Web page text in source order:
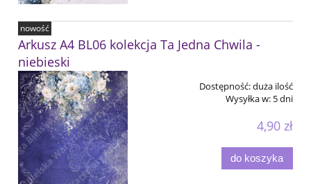
Arkusz A4 BL06 kolekcja Ta Jedna Chwila -
niebieski
Dostępność:duża ilość
Wysyłka w: 5 dni
4,90 zł
do koszyka
nowość